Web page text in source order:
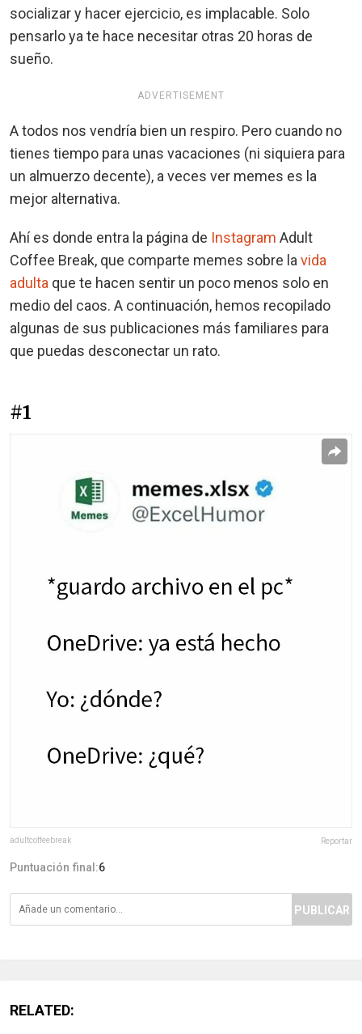
socializar y hacer ejercicio, es implacable. Solo
pensarlo ya te hace necesitar otras 20 horas de
sueño.
ADVERTISEMENT
A todos nos vendría bien un respiro. Pero cuando no
tienes tiempo para unas vacaciones (ni siquiera para
un almuerzo decente), a veces ver memes es la
mejor alternativa.
Ahí es donde entra la página de Instagram Adult
Coffee Break, que comparte memes sobre la vida
adulta que te hacen sentir un poco menos solo en
medio del caos. A continuación, hemos recopilado
algunas de sus publicaciones más familiares para
que puedas desconectar un rato.
#1
adultcoffeebreak Reportar
Puntuación final:6
PUBLICAR
RELATED: